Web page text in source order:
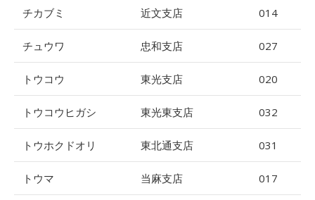
チカブミ 近文支店 014
チュウワ 忠和支店 027
トウコウ 東光支店 020
トウコウヒガシ 東光東支店 032
トウホクドオリ 東北通支店 031
トウマ 当麻支店 017